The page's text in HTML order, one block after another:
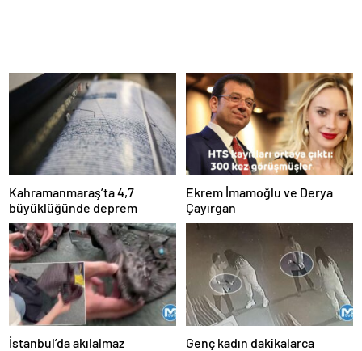
Kahramanmaraş’ta 4,7
büyüklüğünde deprem
Ekrem İmamoğlu ve Derya
Çayırgan
İstanbul’da akılalmaz
Genç kadın dakikalarca